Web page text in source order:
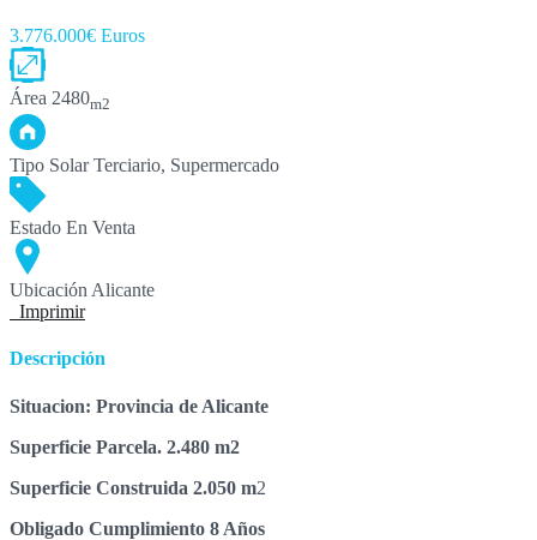
3.776.000€ Euros
Área 2480m2
Tipo Solar Terciario, Supermercado
Estado En Venta
Ubicación Alicante
Imprimir
Descripción
Situacion: Provincia de Alicante
Superficie Parcela. 2.480 m2
Superficie Construida 2.050 m2
Obligado Cumplimiento 8 Años